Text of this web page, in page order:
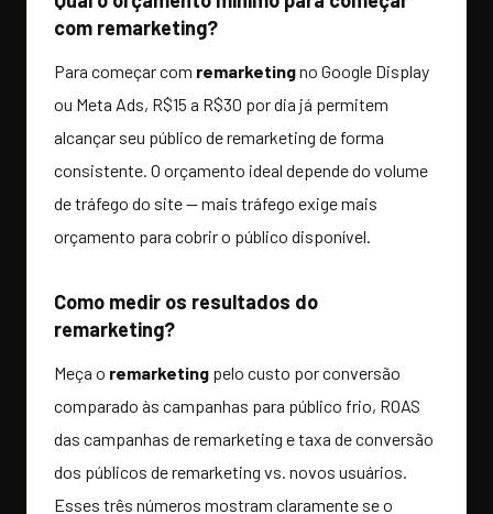
com remarketing?
Para começar com remarketingno Google Display
ou Meta Ads, R$15 a R$30 por dia já permitem
alcançar seu público de remarketing de forma
consistente. O orçamento ideal depende do volume
de tráfego do site — mais tráfego exige mais
orçamento para cobrir o público disponível.
Como medir os resultados do
remarketing?
Meça o remarketing pelo custo por conversão
comparado às campanhas para público frio, ROAS
das campanhas de remarketing e taxa de conversão
dos públicos de remarketing vs. novos usuários.
Esses três números mostram claramente se o